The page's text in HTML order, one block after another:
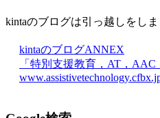
kintaのブログは引っ越しをし
kintaのブログANNEX
「特別支援教育，AT，